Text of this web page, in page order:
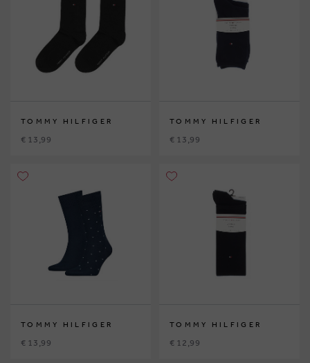
TOMMY HILFIGER
€ 13,99
TOMMY HILFIGER
€ 13,99
TOMMY HILFIGER
€ 13,99
TOMMY HILFIGER
€ 12,99